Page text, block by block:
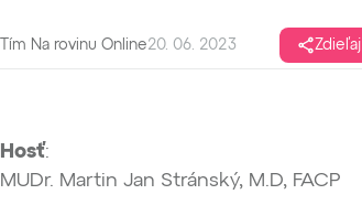
Tím Na rovinu Online20. 06. 2023 Zdieľaj
Hosť:
MUDr. Martin Jan Stránský, M.D, FACP